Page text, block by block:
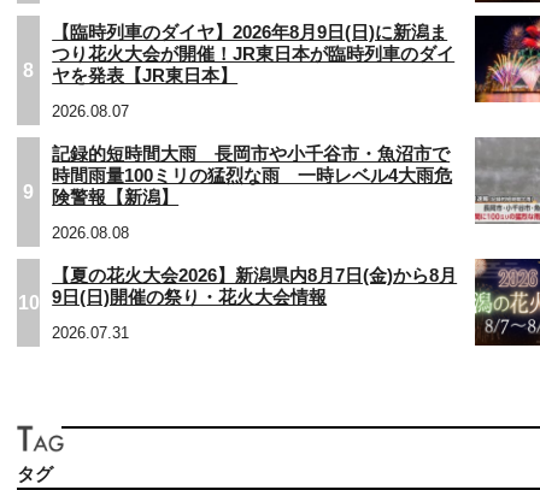
8
【臨時列車のダイヤ】2026年8月9日(日)に新潟ま
つり花火大会が開催！JR東日本が臨時列車のダイ
ヤを発表【JR東日本】
2026.08.07
9
記録的短時間大雨 長岡市や小千谷市・魚沼市で
時間雨量100ミリの猛烈な雨 一時レベル4大雨危
険警報【新潟】
2026.08.08
10
【夏の花火大会2026】新潟県内8月7日(金)から8月
9日(日)開催の祭り・花火大会情報
2026.07.31
タグ